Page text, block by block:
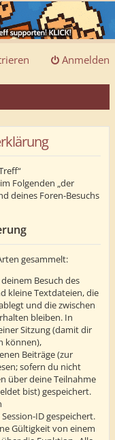
Anmelden
Folgenden „der
deines Foren-Besuchs
gesammelt:
Besuch des
kleine Textdateien, die
und die zwischen
bleiben. In
Sitzung (damit dir
können),
Beiträge (zur
sofern du nicht
über deine Teilnahme
bist) gespeichert.
ID gespeichert.
Gültigkeit von einem